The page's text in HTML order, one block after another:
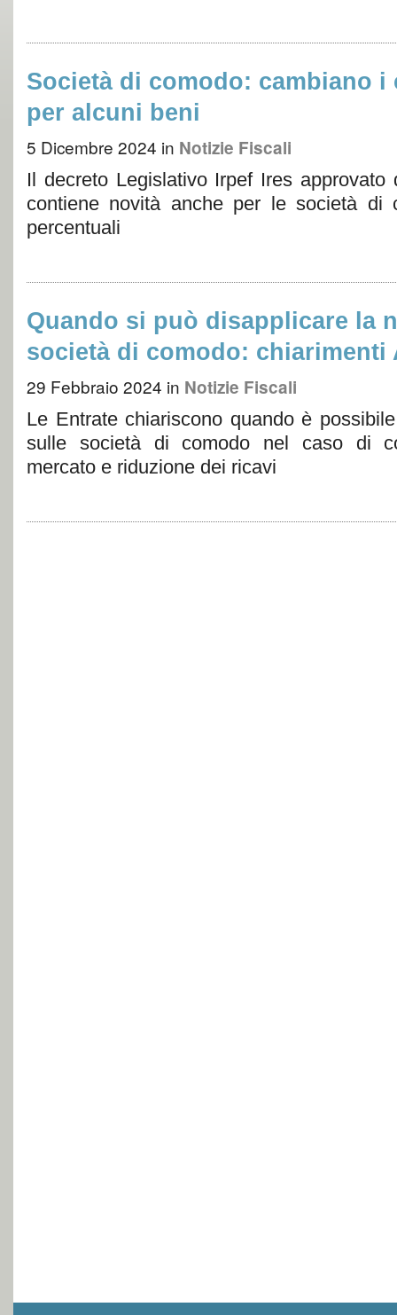
Società di comodo: cambiano
per alcuni beni
5 Dicembre 2024 in Notizie Fiscali
Il decreto Legislativo Irpef Ires
contiene novità anche per le società di
percentuali
Quando si può disapplicare la
società di comodo: chiarimenti
29 Febbraio 2024 in Notizie Fiscali
Le Entrate chiariscono quando è
sulle società di comodo nel caso di
mercato e riduzione dei ricavi